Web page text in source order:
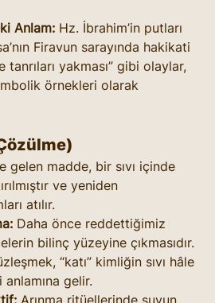
Anlam: Hz. İbrahim’in putları
Firavun sarayında hakikati
tanrıları yakması” gibi olaylar,
örnekleri olarak
gelen madde, bir sıvı içinde
ve yeniden
atılır.
Daha önce reddettiğimiz
bilinç yüzeyine çıkmasıdır.
“katı” kimliğin sıvı hâle
gelir.